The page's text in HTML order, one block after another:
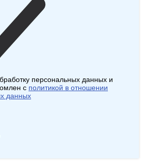
персональных данных и
с политикой в отношении
данных